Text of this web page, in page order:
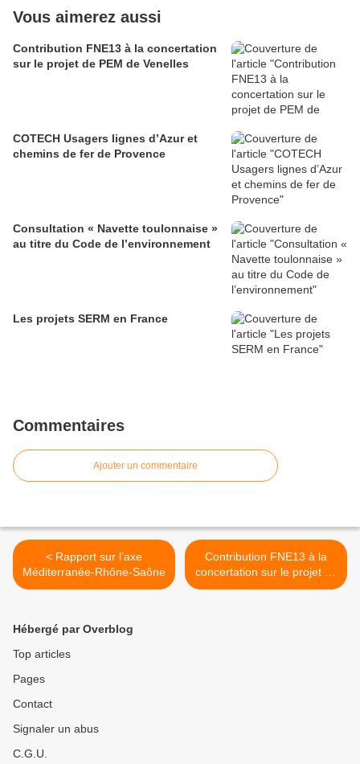
Vous aimerez aussi
Contribution FNE13 à la concertation
sur le projet de PEM de Venelles
COTECH Usagers lignes d’Azur et
chemins de fer de Provence
Consultation « Navette toulonnaise »
au titre du Code de l’environnement
Les projets SERM en France
Commentaires
Ajouter un commentaire
< Rapport sur l’axe
Méditerranée-Rhône-Saône
Contribution FNE13 à la
concertation sur le projet de
PEM de Venelles >
Hébergé par Overblog
Top articles
Pages
Contact
Signaler un abus
C.G.U.